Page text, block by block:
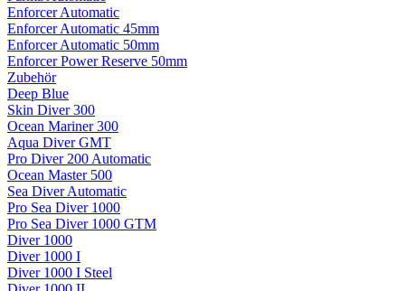
Enforcer Automatic
Enforcer Automatic 45mm
Enforcer Automatic 50mm
Enforcer Power Reserve 50mm
Zubehör
Deep Blue
Skin Diver 300
Ocean Mariner 300
Aqua Diver GMT
Pro Diver 200 Automatic
Ocean Master 500
Sea Diver Automatic
Pro Sea Diver 1000
Pro Sea Diver 1000 GTM
Diver 1000
Diver 1000 I
Diver 1000 I Steel